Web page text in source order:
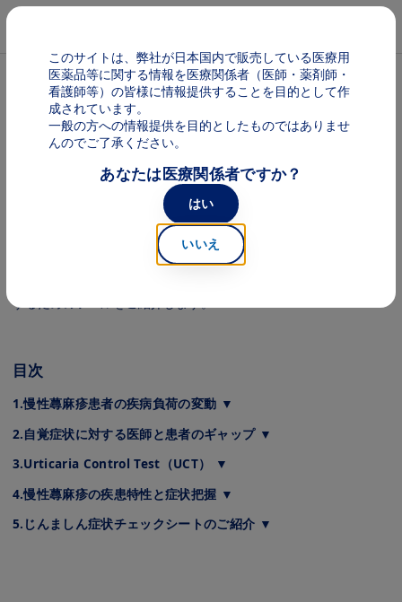
メインコンテンツに移動
パンくず
ラプシド
慢性蕁⿇疹の症状を正確に把握するに
監修：医療法⼈社団 廣仁会 札幌⽪膚科クリニック 院⻑ 安部 正
慢性蕁⿇疹患者の多くは、その症状によって⽇常⽣活に⽀障をきた
しています。しかし、⽇々の限られた診療時間ではその症状を⾒極
するためのツールをご紹介します。
目次
1.慢性蕁⿇疹患者の疾病負荷の変動 ▼
2.⾃覚症状に対する医師と患者のギャップ ▼
3.Urticaria Control Test（UCT） ▼
4.慢性蕁⿇疹の疾患特性と症状把握 ▼
5.じんましん症状チェックシートのご紹介 ▼
このサイトは、弊社が日本国内で販売している医療用
医薬品等に関する情報を医療関係者（医師・薬剤師・
看護師等）の皆様に情報提供することを目的として作
成されています。
一般の方への情報提供を目的としたものではありませ
んのでご了承ください。
あなたは医療関係者ですか？
はい
いいえ